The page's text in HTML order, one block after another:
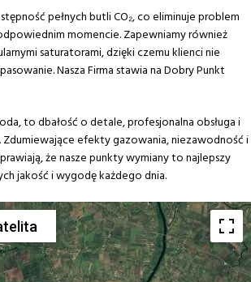
pełnych butli CO₂, co eliminuje problem
momencie. Zapewniamy również
saturatorami, dzięki czemu klienci nie
Nasza Firma stawia na Dobry Punkt
to dbałość o detale, profesjonalna obsługa i
efekty gazowania, niezawodność i
że nasze punkty wymiany to najlepszy
jakość i wygodę każdego dnia.